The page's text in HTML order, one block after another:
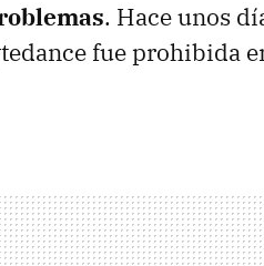
. Hace unos
fue prohibida